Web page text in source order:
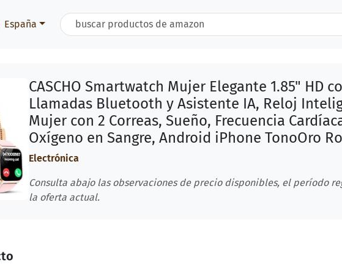
España
CASCHO Smartwatch Mujer Elegante 1.85" HD
Llamadas Bluetooth y Asistente IA, Reloj
Mujer con 2 Correas, Sueño, Frecuencia
Oxígeno en Sangre, Android iPhone TonoOro
Electrónica
Consulta abajo las observaciones de precio disponibles, el período
la oferta actual.